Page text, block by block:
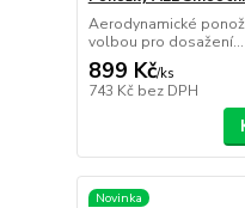
Aerodynamické
volbou pro dosažení...
899 Kč/ks
743 Kč bez DPH
Novinka